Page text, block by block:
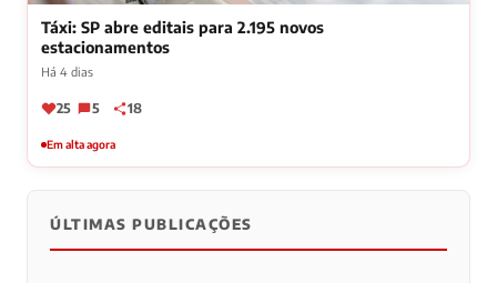
Táxi: SP abre editais para 2.195 novos
estacionamentos
Há 4 dias
25 5 18
Em alta agora
ÚLTIMAS PUBLICAÇÕES